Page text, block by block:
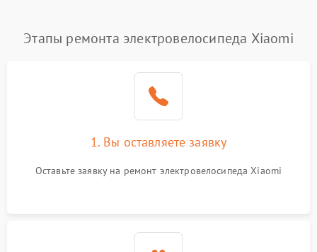
Этапы ремонта электровелосипеда Xiaomi
1. Вы оставляете заявку
Оставьте заявку на ремонт электровелосипеда Xiaomi